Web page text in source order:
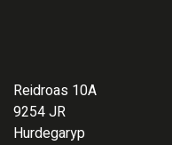
Reidroas 10A
9254 JR
Hurdegaryp